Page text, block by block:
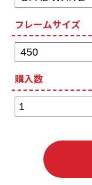
フレームサイズ
購入数